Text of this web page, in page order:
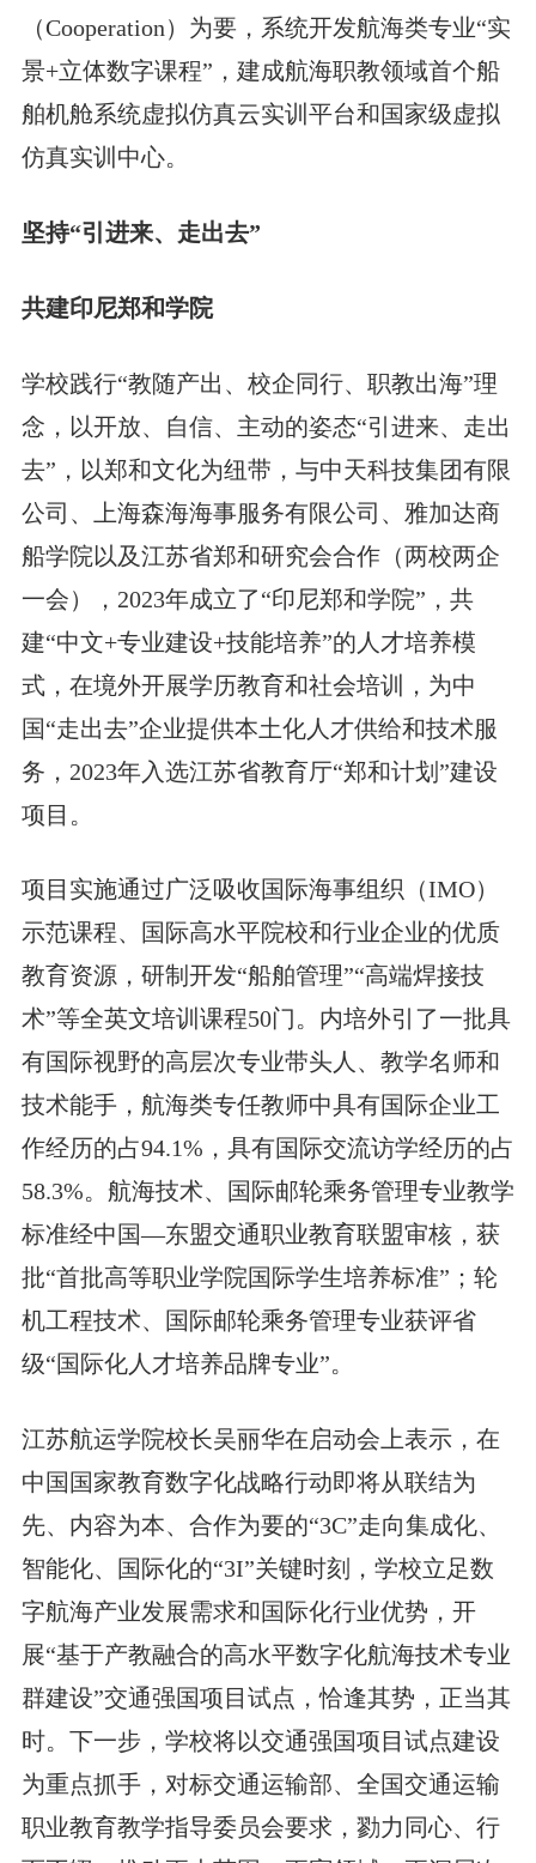
（Cooperation）为要，系统开发航海类专业“实
景+立体数字课程”，建成航海职教领域首个船
舶机舱系统虚拟仿真云实训平台和国家级虚拟
仿真实训中心。
坚持“引进来、走出去”
共建印尼郑和学院
学校践行“教随产出、校企同行、职教出海”理
念，以开放、自信、主动的姿态“引进来、走出
去”，以郑和文化为纽带，与中天科技集团有限
公司、上海森海海事服务有限公司、雅加达商
船学院以及江苏省郑和研究会合作（两校两企
一会），2023年成立了“印尼郑和学院”，共
建“中文+专业建设+技能培养”的人才培养模
式，在境外开展学历教育和社会培训，为中
国“走出去”企业提供本土化人才供给和技术服
务，2023年入选江苏省教育厅“郑和计划”建设
项目。
项目实施通过广泛吸收国际海事组织（IMO）
示范课程、国际高水平院校和行业企业的优质
教育资源，研制开发“船舶管理”“高端焊接技
术”等全英文培训课程50门。内培外引了一批具
有国际视野的高层次专业带头人、教学名师和
技术能手，航海类专任教师中具有国际企业工
作经历的占94.1%，具有国际交流访学经历的占
58.3%。航海技术、国际邮轮乘务管理专业教学
标准经中国—东盟交通职业教育联盟审核，获
批“首批高等职业学院国际学生培养标准”；轮
机工程技术、国际邮轮乘务管理专业获评省
级“国际化人才培养品牌专业”。
江苏航运学院校长吴丽华在启动会上表示，在
中国国家教育数字化战略行动即将从联结为
先、内容为本、合作为要的“3C”走向集成化、
智能化、国际化的“3I”关键时刻，学校立足数
字航海产业发展需求和国际化行业优势，开
展“基于产教融合的高水平数字化航海技术专业
群建设”交通强国项目试点，恰逢其势，正当其
时。下一步，学校将以交通强国项目试点建设
为重点抓手，对标交通运输部、全国交通运输
职业教育教学指导委员会要求，勠力同心、行